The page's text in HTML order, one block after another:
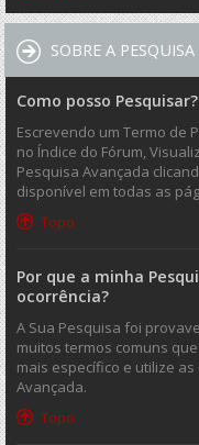
SOBRE A PESQUISA
Como posso Pesquisar?
Escrevendo um Termo de
no Índice do Fórum,
Pesquisa Avançada
disponível em todas as
Topo
Por que a minha
ocorrência?
A Sua Pesquisa foi
muitos termos comuns
mais específico e utilize
Avançada.
Topo